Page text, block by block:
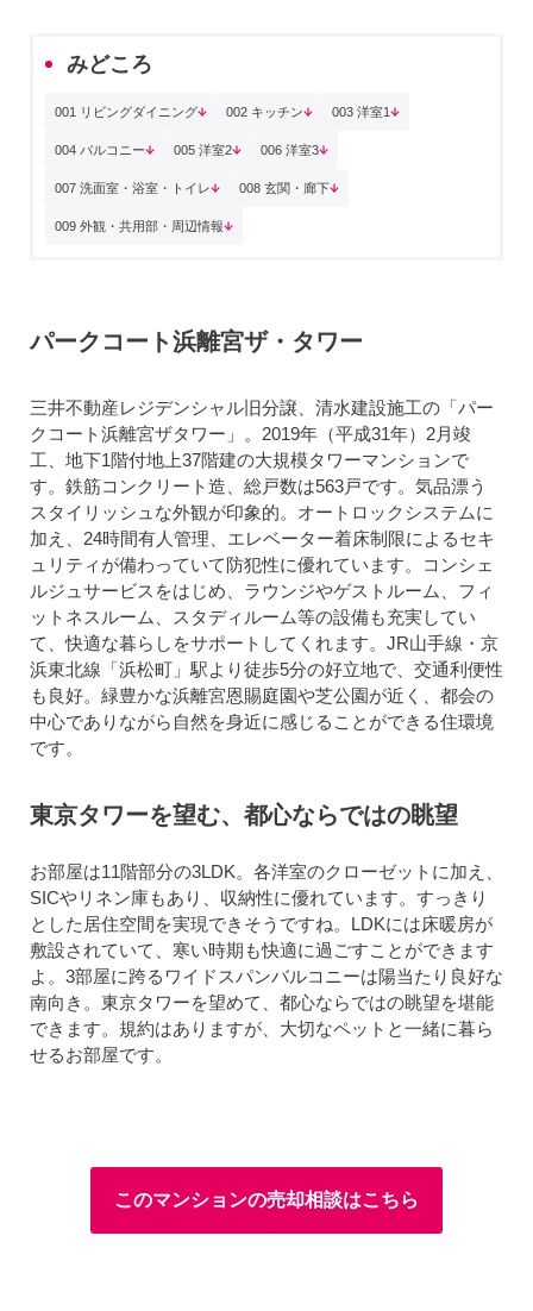
みどころ
001 リビングダイニング 002 キッチン 003 洋室1
004 バルコニー 005 洋室2 006 洋室3
007 洗面室・浴室・トイレ 008 玄関・廊下
009 外観・共用部・周辺情報
パークコート浜離宮ザ・タワー
三井不動産レジデンシャル旧分譲、清水建設施工の「パー
クコート浜離宮ザタワー」。2019年（平成31年）2月竣
工、地下1階付地上37階建の大規模タワーマンションで
す。鉄筋コンクリート造、総戸数は563戸です。気品漂う
スタイリッシュな外観が印象的。オートロックシステムに
加え、24時間有人管理、エレベーター着床制限によるセキ
ュリティが備わっていて防犯性に優れています。コンシェ
ルジュサービスをはじめ、ラウンジやゲストルーム、フィ
ットネスルーム、スタディルーム等の設備も充実してい
て、快適な暮らしをサポートしてくれます。JR山手線・京
浜東北線「浜松町」駅より徒歩5分の好立地で、交通利便性
も良好。緑豊かな浜離宮恩賜庭園や芝公園が近く、都会の
中心でありながら自然を身近に感じることができる住環境
です。
東京タワーを望む、都心ならではの眺望
お部屋は11階部分の3LDK。各洋室のクローゼットに加え、
SICやリネン庫もあり、収納性に優れています。すっきり
とした居住空間を実現できそうですね。LDKには床暖房が
敷設されていて、寒い時期も快適に過ごすことができます
よ。3部屋に跨るワイドスパンバルコニーは陽当たり良好な
南向き。東京タワーを望めて、都心ならではの眺望を堪能
できます。規約はありますが、大切なペットと一緒に暮ら
せるお部屋です。
このマンションの売却相談はこちら